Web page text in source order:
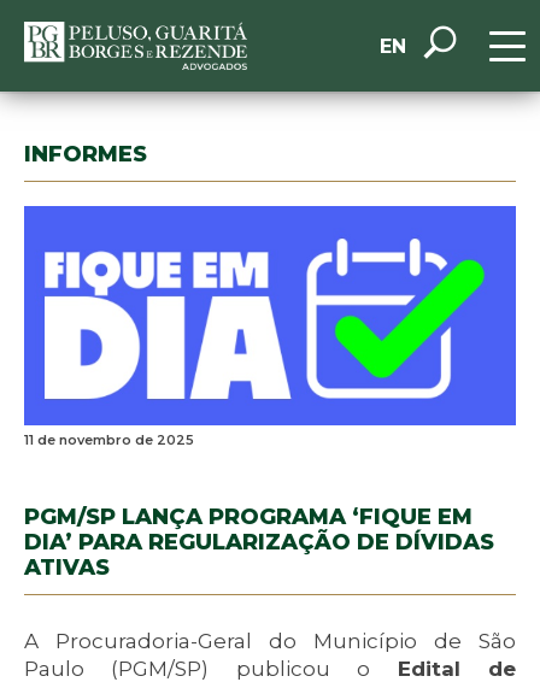
EN
INFORMES
11 de novembro de 2025
PGM/SP LANÇA PROGRAMA ‘FIQUE EM
DIA’ PARA REGULARIZAÇÃO DE DÍVIDAS
ATIVAS
A Procuradoria-Geral do Município de São
Paulo (PGM/SP) publicou o Edital de